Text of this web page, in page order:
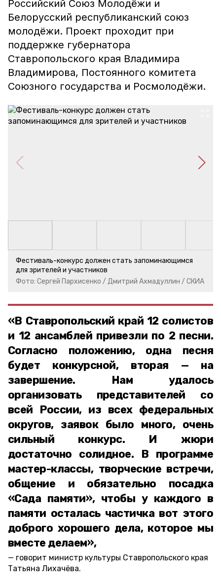
Российский Союз Молодёжи и
Белорусский республиканский союз
молодёжи. Проект проходит при
поддержке губернатора
Ставропольского края Владимира
Владимирова, Постоянного комитета
Союзного государства и Росмолодёжи.
Фестиваль-конкурс должен стать запоминающимся
для зрителей и участников
Фото: Сергей Пархисенко / Дмитрий Ахмадуллин / СКИА
«В Ставропольский край 12 солистов
и 12 ансамблей привезли по 2 песни.
Согласно положению, одна песня
будет конкурсной, вторая — на
завершение. Нам удалось
организовать представителей со
всей России, из всех федеральных
округов, заявок было много, очень
сильный конкурс. И жюри
достаточно солидное. В программе
мастер-классы, творческие встречи,
общение и обязательно посадка
«Сада памяти», чтобы у каждого в
памяти осталась частичка вот этого
доброго хорошего дела, которое мы
вместе делаем»,
говорит министр культуры Ставропольского края
Татьяна Лихачёва.